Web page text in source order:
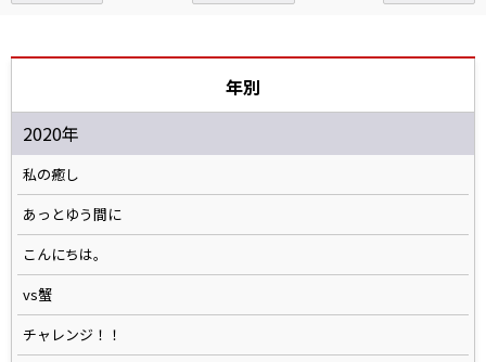
年別
2020年
私の癒し
あっとゆう間に
こんにちは。
vs蟹
チャレンジ！！